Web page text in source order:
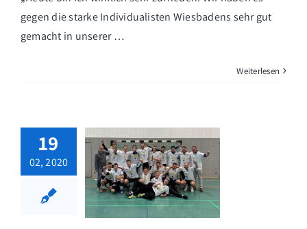
gegen die starke Individualisten Wiesbadens sehr gut
gemacht in unserer …
Weiterlesen
19
02, 2020